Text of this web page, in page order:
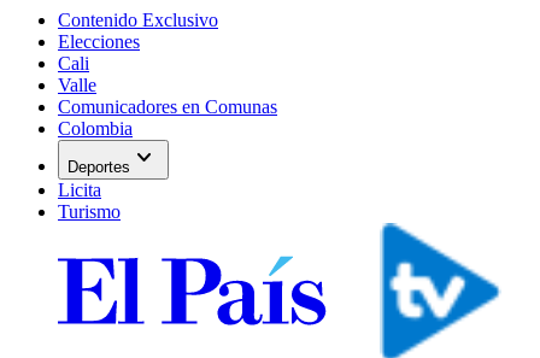
Contenido Exclusivo
Elecciones
Cali
Valle
Comunicadores en Comunas
Colombia
Deportes expand_more
Licita
Turismo